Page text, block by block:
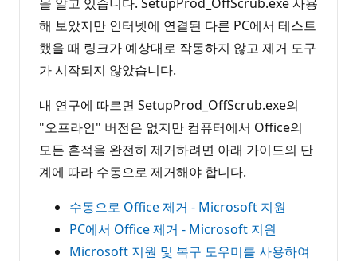
해 보았지만 인터넷에 연결된 다른 PC에서 테스트
했을 때 링크가 예상대로 작동하지 않고 제거 도구
가 시작되지 않았습니다.
내 연구에 따르면 SetupProd_OffScrub.exe의
"오프라인" 버전은 없지만 컴퓨터에서 Office의
모든 흔적을 완전히 제거하려면 아래 가이드의 단
계에 따라 수동으로 제거해야 합니다.
수동으로 Office 제거 - Microsoft 지원
PC에서 Office 제거 - Microsoft 지원
Microsoft 지원 및 복구 도우미를 사용하여